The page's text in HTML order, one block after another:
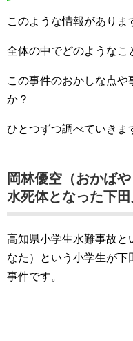
このような情報がありま
全体の中でどのようなこ
この事件のおかしな点
か？
ひとつずつ調べていきま
岡林優空（おかば
水死体となった下
高知県小学生水難事故と
なた）という小学生が下
事件です。